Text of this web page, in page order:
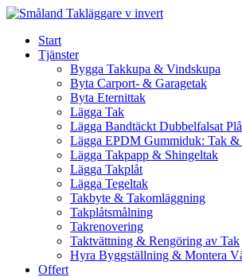
Skip
contentStart
Tjänster
Bygga Takkupa & Vindskupa
Byta Carport- & Garagetak
Byta Eternittak
Lägga Tak
Lägga Bandtäckt Dubbelfalsat
Lägga EPDM Gummiduk: Tak
Lägga Takpapp & Shingeltak
Lägga Takplåt
Lägga Tegeltak
Takbyte & Takomläggning
Takplåtsmålning
Takrenovering
Taktvättning & Rengöring av Tak
Hyra Byggställning & Montera
Offert